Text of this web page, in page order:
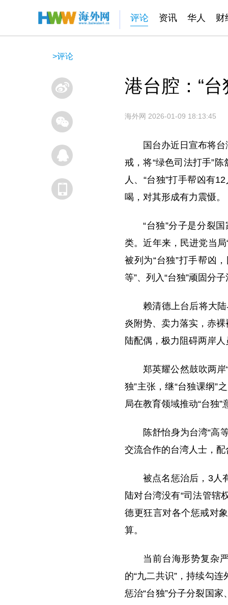
评论 资讯 华人 财
>评论
港台腔：“
海外网 2026-01-09 18:13:45
国台办近日宣布将
戒，将“绿色司法打手”
人、“台独”打手帮凶有
喝，对其形成有力震慑。
“台独”分子是分裂
类。近年来，民进党当
被列为“台独”打手帮凶
等”、列入“台独”顽固分
赖清德上台后将大陆
炎附势、卖力落实，赤
陆配偶，极力阻碍两岸
郑英耀公然鼓吹两岸
独”主张，继“台独课纲”
局在教育领域推动“台独
陈舒怡身为台湾“高
交流合作的台湾人士，配
被点名惩治后，3人
陆对台湾没有“司法管辖
德更狂言对各个惩戒对
算。
当前台海形势复杂
的“九二共识”，持续勾
惩治“台独”分子分裂国